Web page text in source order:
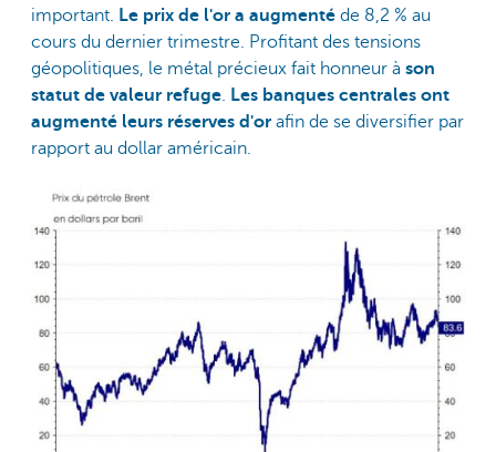
important.
Le prix de l'or a augmenté de 8,2 % au
cours du dernier trimestre. Profitant des tensions
géopolitiques, le métal précieux fait honneur à son
statut de valeur refuge
Les banques centrales ont
augmenté leurs réserves d'or afin de se diversifier par
rapport au dollar américain.